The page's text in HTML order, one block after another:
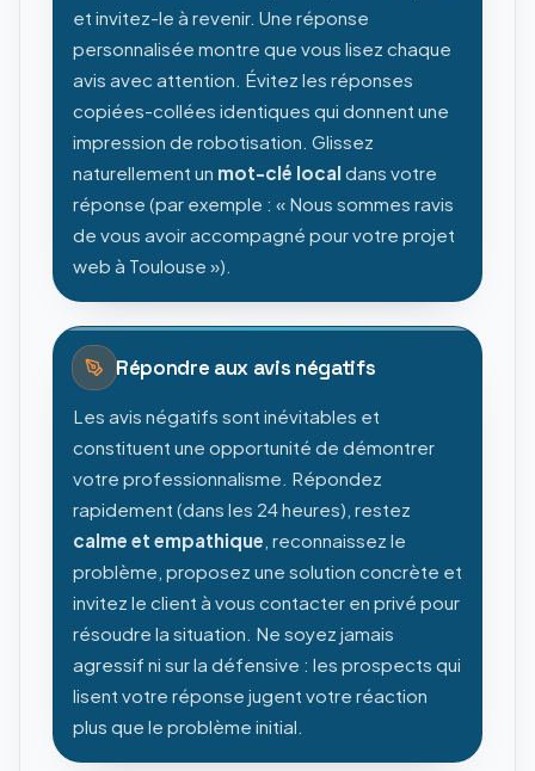
et invitez-le à revenir. Une réponse
personnalisée montre que vous lisez chaque
avis avec attention. Évitez les réponses
copiées-collées identiques qui donnent une
impression de robotisation. Glissez
naturellement un mot-clé local dans votre
réponse (par exemple : « Nous sommes ravis
de vous avoir accompagné pour votre projet
web à Toulouse »).
Répondre aux avis négatifs
Les avis négatifs sont inévitables et
constituent une opportunité de démontrer
votre professionnalisme. Répondez
rapidement (dans les 24 heures), restez
calme et empathique , reconnaissez le
problème, proposez une solution concrète et
invitez le client à vous contacter en privé pour
résoudre la situation. Ne soyez jamais
agressif ni sur la défensive : les prospects qui
lisent votre réponse jugent votre réaction
plus que le problème initial.